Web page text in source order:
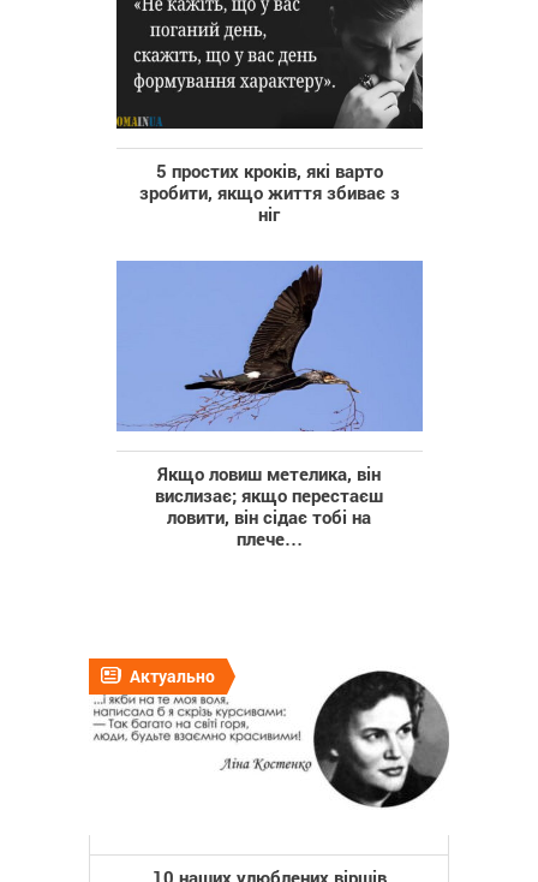
5 простих кроків, які варто
зробити, якщо життя збиває з
ніг
Якщо ловиш метелика, він
вислизає; якщо перестаєш
ловити, він сідає тобі на
плече…
Актуально
10 наших улюблених віршів